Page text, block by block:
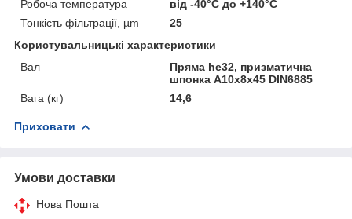
Робоча температура
від -40°С до +140°С
Тонкість фільтрації, µm
25
Користувальницькі характеристики
Вал
Пряма he32, призматична
шпонка A10x8x45 DIN6885
Вага (кг)
14,6
Приховати
Умови доставки
Нова Пошта